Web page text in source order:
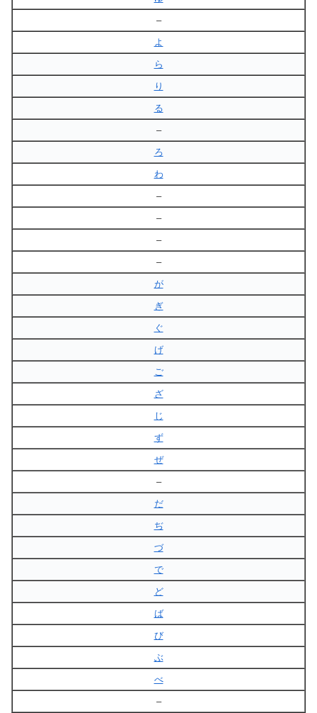
–
よ
ら
り
る
–
ろ
わ
–
–
–
–
が
ぎ
ぐ
げ
ご
ざ
じ
ず
ぜ
–
だ
ぢ
づ
で
ど
ば
び
ぶ
べ
–